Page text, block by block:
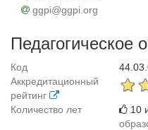
ggpi@ggpi.org
Педагогическое
Код
Аккредитационный
рейтинг
Количество лет
10